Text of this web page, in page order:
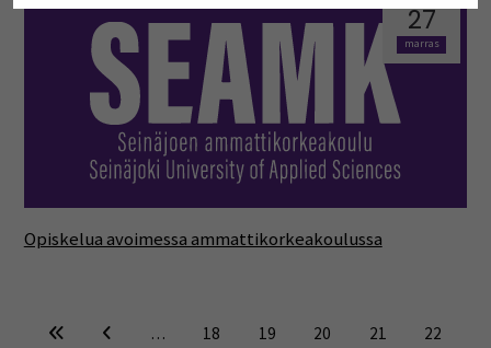
27
marras
Opiskelua avoimessa ammattikorkeakoulussa
… 18 19 20 21
22